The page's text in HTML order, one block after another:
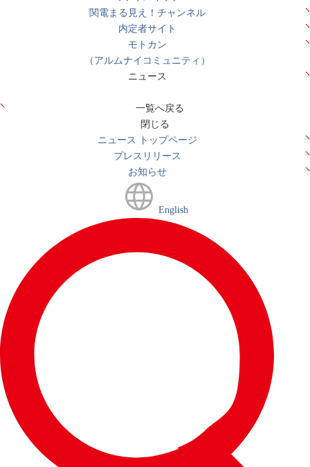
関電まる見え！チャンネル
内定者サイト
モトカン
（アルムナイコミュニティ）
ニュース
一覧へ戻る
閉じる
ニュース トップページ
プレスリリース
お知らせ
English